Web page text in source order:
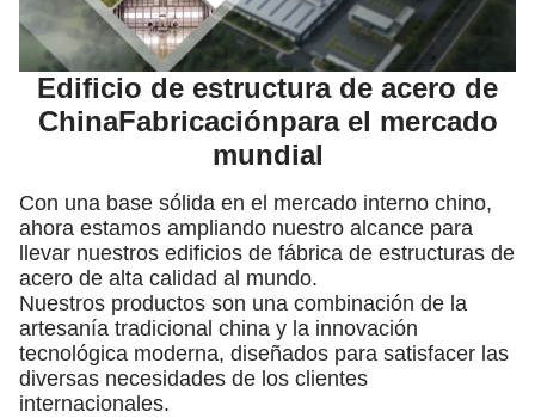
Edificio de estructura de acero de
ChinaFabricaciónpara el mercado
mundial
Con una base sólida en el mercado interno chino,
ahora estamos ampliando nuestro alcance para
llevar nuestros edificios de fábrica de estructuras de
acero de alta calidad al mundo.
Nuestros productos son una combinación de la
artesanía tradicional china y la innovación
tecnológica moderna, diseñados para satisfacer las
diversas necesidades de los clientes
internacionales.